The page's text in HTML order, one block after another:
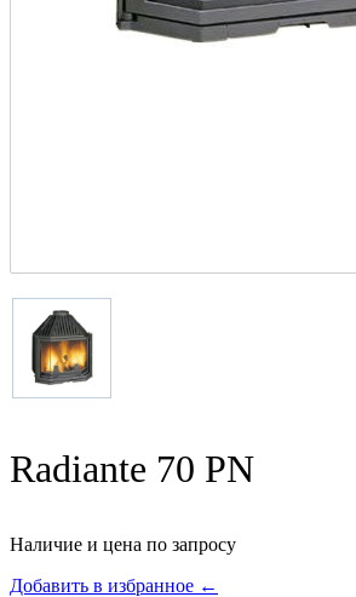
Radiante 70 PN
Наличие и цена по запросу
Добавить в избранное ←